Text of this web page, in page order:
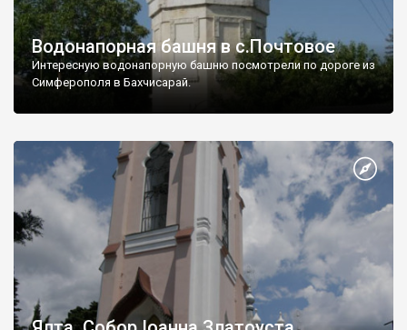
Водонапорная башня в с.Почтовое
Интересную водонапорную башню посмотрели по дороге из
Симферополя в Бахчисарай.